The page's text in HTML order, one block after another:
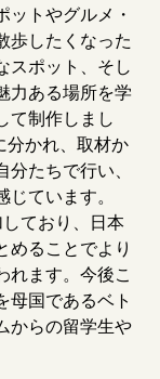
ットやグルメ・
歩したくなった
スポット、そし
力ある場所を学
て制作しまし
分かれ、取材か
たちで行い、
ています。
ており、日本
めることでより
れます。今後こ
母国であるベト
からの留学生や